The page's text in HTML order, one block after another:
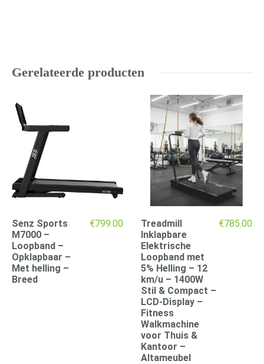
Gerelateerde producten
Senz Sports
M7000 –
Loopband –
Opklapbaar –
Met helling –
Breed
€799.00
Treadmill
Inklapbare
Elektrische
Loopband met
5% Helling – 12
km/u – 1400W
Stil & Compact –
LCD-Display –
Fitness
Walkmachine
voor Thuis &
Kantoor –
Altameubel
€785.00